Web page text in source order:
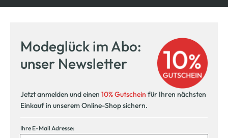
Modeglück im Abo:
unser Newsletter
Jetzt anmelden und einen 10% Gutschein für Ihren nächsten
Einkauf in unserem Online-Shop sichern.
Ihre E-Mail Adresse: